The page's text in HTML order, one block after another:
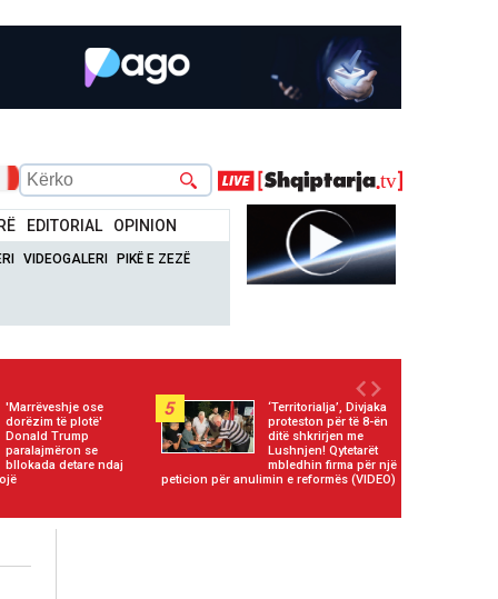
EDITORIAL OPINION
VIDEOGALERI PIKË E ZEZË
'Marrëveshje ose
dorëzim të plotë'
Donald Trump
paralajmëron se
bllokada detare ndaj
5
‘Territorialja’, Divjaka
proteston për të 8-ën
ditë shkrirjen me
Lushnjen! Qytetarët
mbledhin firma për një
peticion për anulimin e reformës (VIDEO)